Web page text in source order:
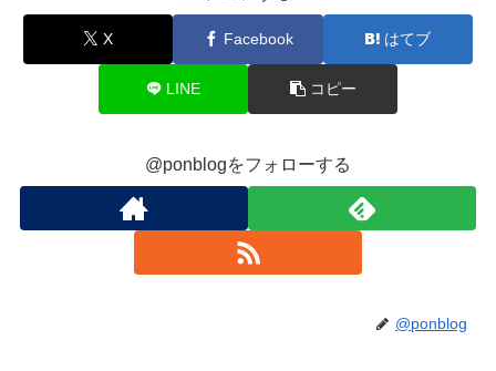
X Facebook はてブ
LINE コピー
@ponblogをフォローする
@ponblog